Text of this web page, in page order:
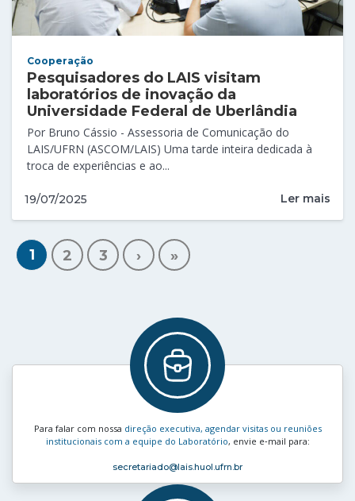
Cooperação
Pesquisadores do LAIS visitam
laboratórios de inovação da
Universidade Federal de Uberlândia
Por Bruno Cássio - Assessoria de Comunicação do
LAIS/UFRN (ASCOM/LAIS) Uma tarde inteira dedicada à
troca de experiências e ao...
19/07/2025 Ler mais
1 2 3 › »
Para falar com nossa direção executiva, agendar visitas ou reuniões
institucionais com a equipe do Laboratório, envie e‑mail para:
secretariado@lais.huol.ufrn.br